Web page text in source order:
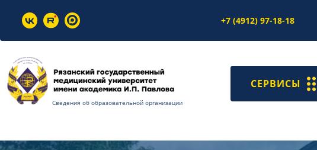
+7 (4912) 97-18-18
Сведения об образовательной организации
СЕРВИСЫ